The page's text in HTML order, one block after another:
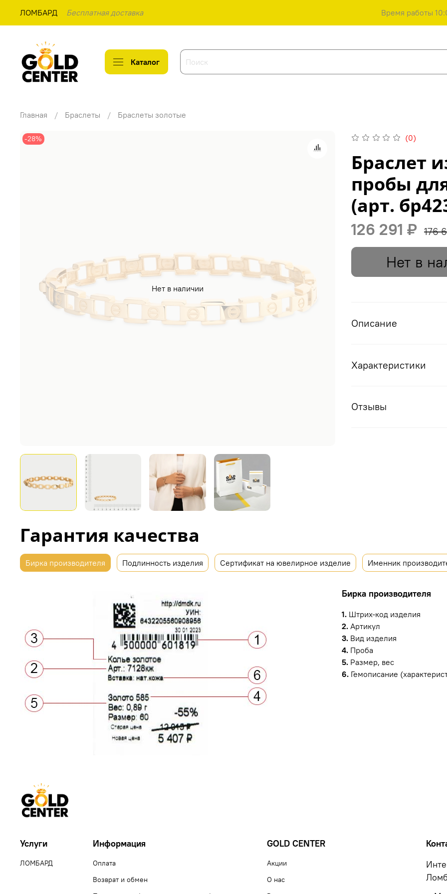
ЛОМБАРД Бесплатная доставка Время работы
Каталог
Главная Браслеты Браслеты золотые
Нет в наличии
-28% (0)
Браслет
пробы
(арт.
126 291 ₽ 176
Нет в
Описание
Характеристики
Отзывы
Гарантия качества
Бирка производителя Подлинность изделия Сертификат на ювелирное изделие Именник
Бирка производителя
1.Штрих-код изделия
2.Артикул
3.Вид изделия
4.Проба
5.Размер, вес
6.Гемописание
Услуги
ЛОМБАРД
Информация
Оплата
Возврат и обмен
GOLD CENTER
Акции
О нас